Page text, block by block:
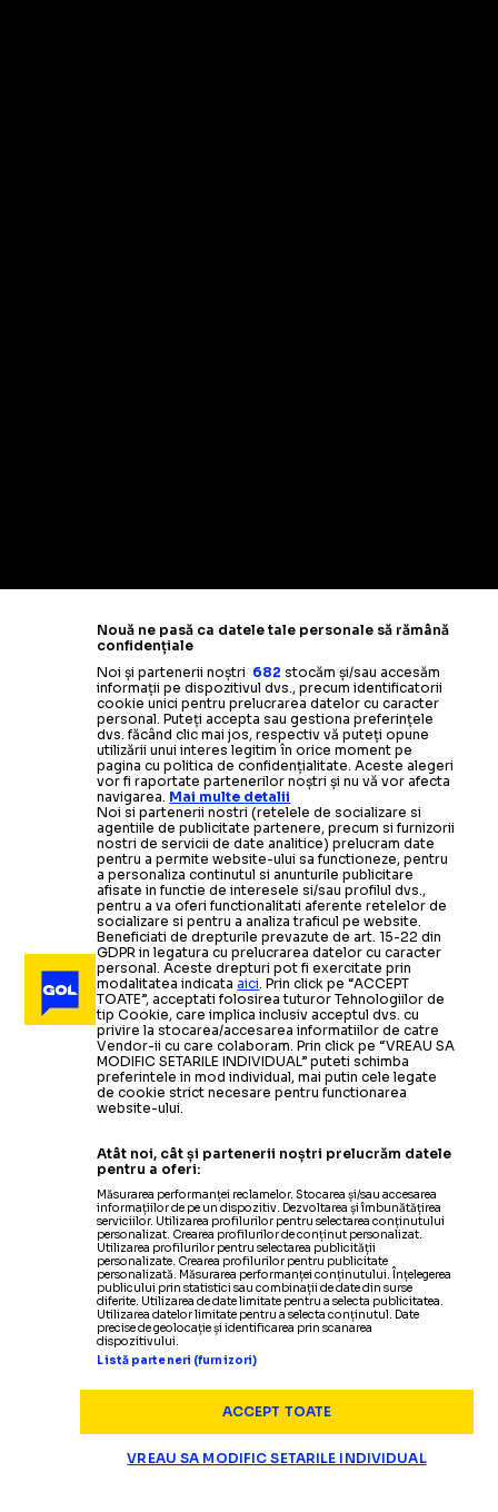
Nouă ne pasă ca datele tale personale să rămână
confidențiale
Noi și partenerii noștri 682 stocăm și/sau accesăm
informații pe dispozitivul dvs., precum identificatorii
cookie unici pentru prelucrarea datelor cu caracter
personal. Puteți accepta sau gestiona preferințele
dvs. făcând clic mai jos, respectiv vă puteți opune
utilizării unui interes legitim în orice moment pe
pagina cu politica de confidențialitate. Aceste alegeri
vor fi raportate partenerilor noștri și nu vă vor afecta
navigarea. Mai multe detalii
Noi si partenerii nostri (retelele de socializare si
agentiile de publicitate partenere, precum si furnizorii
nostri de servicii de date analitice) prelucram date
pentru a permite website-ului sa functioneze, pentru
a personaliza continutul si anunturile publicitare
afisate in functie de interesele si/sau profilul dvs.,
pentru a va oferi functionalitati aferente retelelor de
socializare si pentru a analiza traficul pe website.
Beneficiati de drepturile prevazute de art. 15-22 din
GDPR in legatura cu prelucrarea datelor cu caracter
personal. Aceste drepturi pot fi exercitate prin
modalitatea indicataaici. Prin click pe “ACCEPT
TOATE”, acceptati folosirea tuturor Tehnologiilor de
tip Cookie, care implica inclusiv acceptul dvs. cu
privire la stocarea/accesarea informatiilor de catre
Vendor-ii cu care colaboram. Prin click pe “VREAU SA
MODIFIC SETARILE INDIVIDUAL” puteti schimba
preferintele in mod individual, mai putin cele legate
de cookie strict necesare pentru functionarea
website-ului.
Atât noi, cât și partenerii noștri prelucrăm datele
pentru a oferi:
Măsurarea performanței reclamelor. Stocarea și/sau accesarea
informațiilor de pe un dispozitiv. Dezvoltarea și îmbunătățirea
serviciilor. Utilizarea profilurilor pentru selectarea conținutului
personalizat. Crearea profilurilor de conținut personalizat.
Utilizarea profilurilor pentru selectarea publicității
personalizate. Crearea profilurilor pentru publicitate
personalizată. Măsurarea performanței conținutului. Înțelegerea
publicului prin statistici sau combinații de date din surse
diferite. Utilizarea de date limitate pentru a selecta publicitatea.
Utilizarea datelor limitate pentru a selecta conținutul. Date
precise de geolocație și identificarea prin scanarea
dispozitivului.
Listă parteneri (furnizori)
ACCEPT TOATE
VREAU SA MODIFIC SETARILE INDIVIDUAL